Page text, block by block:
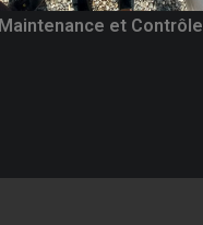
Maintenance et Contrôle